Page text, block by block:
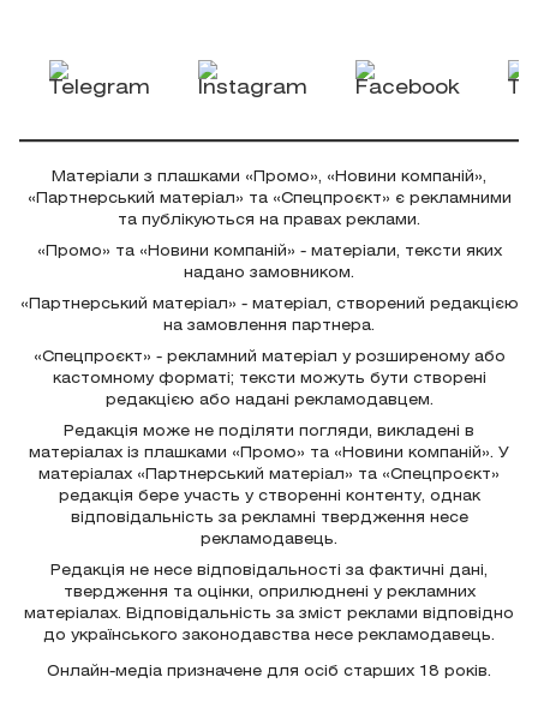
Матеріали з плашками «Промо», «Новини компаній»,
«Партнерський матеріал» та «Спецпроєкт» є рекламними
та публікуються на правах реклами.
«Промо» та «Новини компаній» - матеріали, тексти яких
надано замовником.
«Партнерський матеріал» - матеріал, створений редакцією
на замовлення партнера.
«Спецпроєкт» - рекламний матеріал у розширеному або
кастомному форматі; тексти можуть бути створені
редакцією або надані рекламодавцем.
Редакція може не поділяти погляди, викладені в
матеріалах із плашками «Промо» та «Новини компаній». У
матеріалах «Партнерський матеріал» та «Спецпроєкт»
редакція бере участь у створенні контенту, однак
відповідальність за рекламні твердження несе
рекламодавець.
Редакція не несе відповідальності за фактичні дані,
твердження та оцінки, оприлюднені у рекламних
матеріалах. Відповідальність за зміст реклами відповідно
до українського законодавства несе рекламодавець.
Онлайн-медіа призначене для осіб старших 18 років.